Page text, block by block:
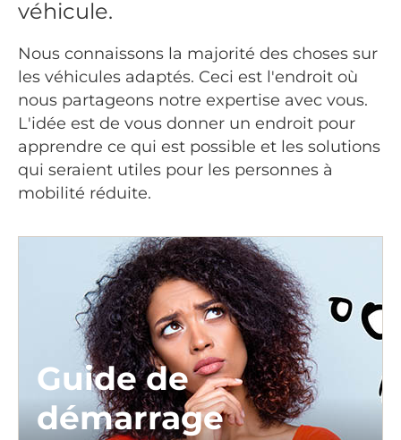
véhicule.
Nous connaissons la majorité des choses sur
les véhicules adaptés. Ceci est l'endroit où
nous partageons notre expertise avec vous.
L'idée est de vous donner un endroit pour
apprendre ce qui est possible et les solutions
qui seraient utiles pour les personnes à
mobilité réduite.
Guide de
démarrage